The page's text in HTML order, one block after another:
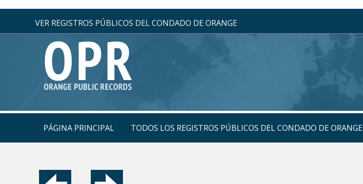
VER REGISTROS PÚBLICOS DEL CONDADO DE ORANGE
PÁGINA PRINCIPAL TODOS LOS REGISTROS PÚBLICOS DEL CONDADO DE ORANGE